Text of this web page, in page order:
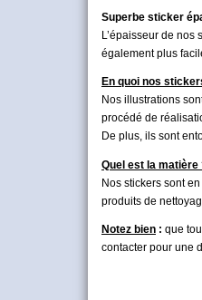
Superbe sticker
L’épaisseur de
également plus
En quoi nos
Nos illustrations
procédé de
De plus, ils sont
Quel est la matière
Nos stickers sont
produits de
Notez bien : que
contacter pour une